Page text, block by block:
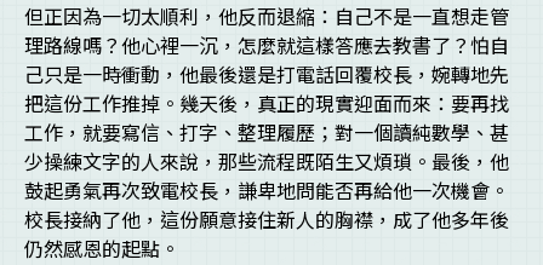
但正因為一切太順利，他反而退縮：自己不是一直想走管
理路線嗎？他心裡一沉，怎麼就這樣答應去教書了？怕自
己只是一時衝動，他最後還是打電話回覆校長，婉轉地先
把這份工作推掉。幾天後，真正的現實迎面而來：要再找
工作，就要寫信、打字、整理履歷；對一個讀純數學、甚
少操練文字的人來說，那些流程既陌生又煩瑣。最後，他
鼓起勇氣再次致電校長，謙卑地問能否再給他一次機會。
校長接納了他，這份願意接住新人的胸襟，成了他多年後
仍然感恩的起點。